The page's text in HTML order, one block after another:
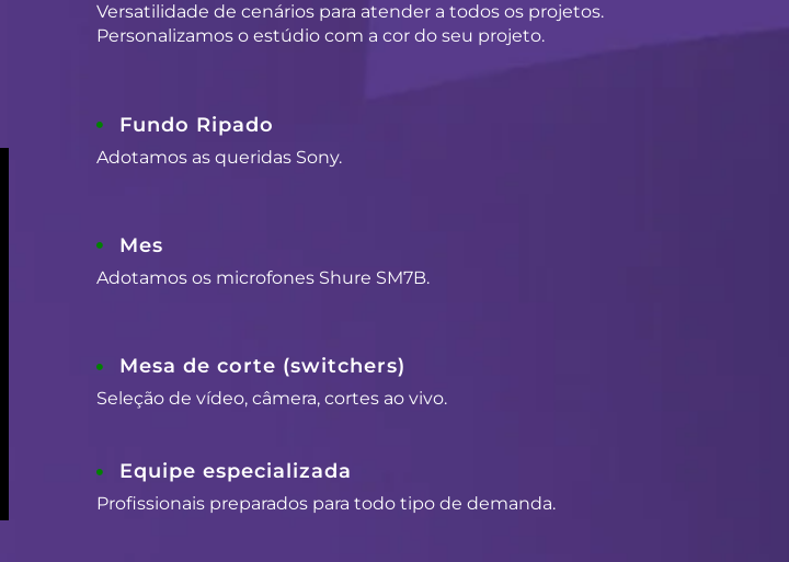
Versatilidade de cenários para atender a todos os projetos.
Personalizamos o estúdio com a cor do seu projeto.
Fundo Ripado
Adotamos as queridas Sony.
Mes
Adotamos os microfones Shure SM7B.
Mesa de corte (switchers)
Seleção de vídeo, câmera, cortes ao vivo.
Equipe especializada
Profissionais preparados para todo tipo de demanda.